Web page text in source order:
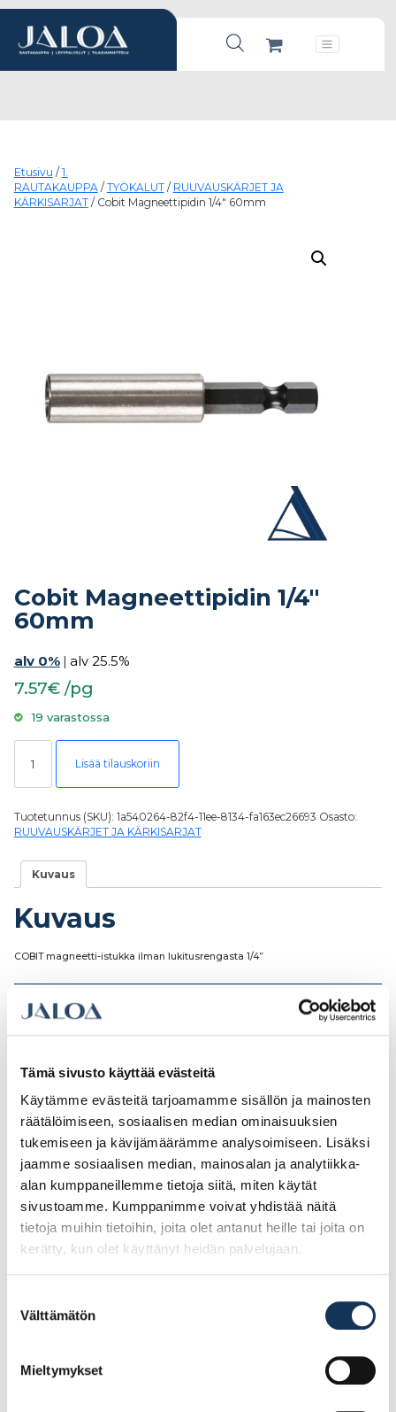
Tämä sivusto käyttää evästeitä
Käytämme evästeitä tarjoamamme sisällön ja mainosten
räätälöimiseen, sosiaalisen median ominaisuuksien
tukemiseen ja kävijämäärämme analysoimiseen. Lisäksi
jaamme sosiaalisen median, mainosalan ja analytiikka-
alan kumppaneillemme tietoja siitä, miten käytät
sivustoamme. Kumppanimme voivat yhdistää näitä
tietoja muihin tietoihin, joita olet antanut heille tai joita on
kerätty, kun olet käyttänyt heidän palvelujaan.
valinta
Välttämätön
Mieltymykset
Products search
Päävalikko
Etusivu / 1.
RAUTAKAUPPA/ TYÖKALUT/ RUUVAUSKÄRJET JA
KÄRKISARJAT/ Cobit Magneettipidin 1/4″ 60mm
Cobit Magneettipidin 1/4″
60mm
alv 0% | alv 25.5%
7.57€ /pg
19 varastossa
Cobit Magneettipidin 1/4" 60mm määrä
Lisää tilauskoriin
Tuotetunnus (SKU): 1a540264-82f4-11ee-8134-fa163ec26693 Osasto:
RUUVAUSKÄRJET JA KÄRKISARJAT
Kuvaus
Kuvaus
COBIT magneetti-istukka ilman lukitusrengasta 1/4”
Cobit Ruuvauskärki
Cobit Ruuvauskärki
TX15x50mm 10kpl/pkt